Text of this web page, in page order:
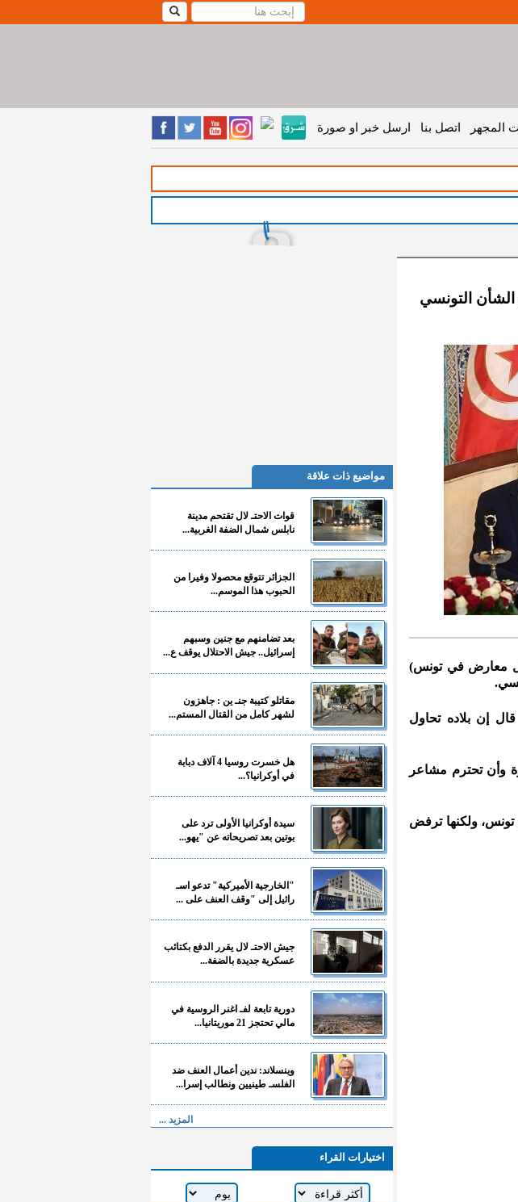
المجهر اتصل بنا ارسل خبر او صورة
التونسي
معارض في تونس)
إن بلاده تحاول
وأن تحترم مشاعر
ولكنها ترفض
مواضيع ذات علاقة
قوات الاحتـ لال تقتحم مدينة
نابلس شمال الضفة الغربية...
الجزائر تتوقع محصولا وفيرا من
الحبوب هذا الموسم...
بعد تضامنهم مع جنين وسبهم
إسرائيل.. جيش الاحتلال يوقف ع...
مقاتلو كتيبة جنـ ين : جاهزون
لشهر كامل من القتال المستم...
هل خسرت روسيا 4 آلاف دبابة
في أوكرانيا؟...
سيدة أوكرانيا الأولى ترد على
بوتين بعد تصريحاته عن "يهو...
"الخارجية الأميركية" تدعو اسـ
رائيل إلى "وقف العنف على ...
جيش الاحتـ لال يقرر الدفع بكتائب
عسكرية جديدة بالضفة...
دورية تابعة لفـ اغنر الروسية في
مالي تحتجز 21 موريتانيا...
وينسلاند: ندين أعمال العنف ضد
الفلسـ طينيين ونطالب إسرا...
المزيد ...
اختيارات القراء